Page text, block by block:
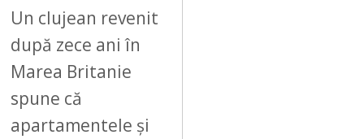
Un clujean revenit
după zece ani în
Marea Britanie
spune că
apartamentele și